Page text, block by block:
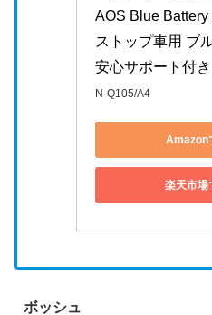
AOS Blue
ストップ車用 ブ
安心サポート付き
N-Q105/A4
Amazon
楽天市場
ボッシュ